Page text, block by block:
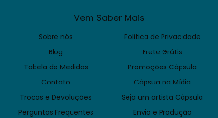
Vem Saber Mais
Sobre nós
Blog
Tabela de Medidas
Contato
Trocas e Devoluções
Perguntas Frequentes
Politica de Privacidade
Frete Grátis
Promoções Cápsula
Cápsua na Mídia
Seja um artista Cápsula
Envio e Produção